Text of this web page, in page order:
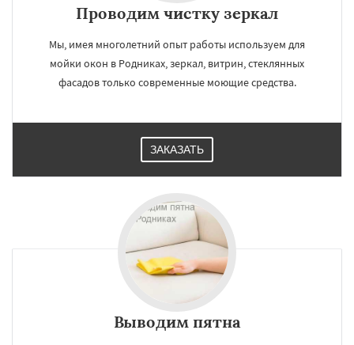
Проводим чистку зеркал
Мы, имея многолетний опыт работы используем для
мойки окон в Родниках, зеркал, витрин, стеклянных
фасадов только современные моющие средства.
ЗАКАЗАТЬ
Выводим пятна